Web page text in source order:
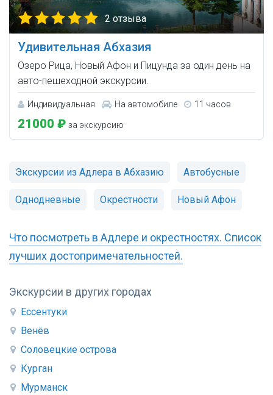
Экскурсии в других городах
Ессентуки
Венёв
Соловецкие острова
Курган
Мурманск
2 отзыва
Удивительная Абхазия
Озеро Рица, Новый Афон и Пицунда за один день на
авто-пешеходной экскурсии.
Индивидуальная На автомобиле 11 часов
21000 ₽ за экскурсию
Экскурсии из Адлера в Абхазию Автобусные
Однодневные Окрестности Новый Афон
Что посмотреть в Адлере и окрестностях. Список
лучших достопримечательностей.